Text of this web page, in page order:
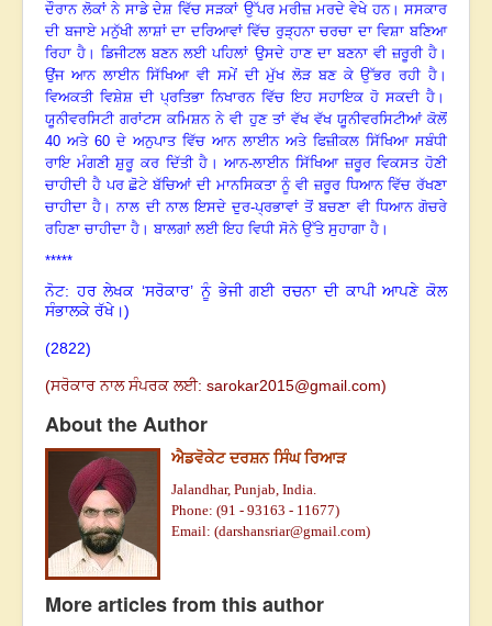
ਦੌਰਾਨ ਲੋਕਾਂ ਨੇ ਸਾਡੇ ਦੇਸ਼ ਵਿੱਚ ਸੜਕਾਂ ਉੱਪਰ ਮਰੀਜ਼ ਮਰਦੇ ਵੇਖੇ ਹਨ। ਸਸਕਾਰ
ਦੀ ਬਜਾਏ ਮਨੁੱਖੀ ਲਾਸ਼ਾਂ ਦਾ ਦਰਿਆਵਾਂ ਵਿੱਚ ਰੁੜ੍ਹਨਾ ਚਰਚਾ ਦਾ ਵਿਸ਼ਾ ਬਣਿਆ
ਰਿਹਾ ਹੈ । ਡਿਜੀਟਲ ਬਣਨ ਲਈ ਪਹਿਲਾਂ ਉਸਦੇ ਹਾਣ ਦਾ ਬਣਨਾ ਵੀ ਜ਼ਰੂਰੀ ਹੈ ।
ਉਂਜ ਆਨ ਲਾਈਨ ਸਿੱਖਿਆ ਵੀ ਸਮੇਂ ਦੀ ਮੁੱਖ ਲੋੜ ਬਣ ਕੇ ਉੱਭਰ ਰਹੀ ਹੈ ।
ਵਿਅਕਤੀ ਵਿਸ਼ੇਸ਼ ਦੀ ਪ੍ਰਤਿਭਾ ਨਿਖਾਰਨ ਵਿੱਚ ਇਹ ਸਹਾਇਕ ਹੋ ਸਕਦੀ ਹੈ ।
ਯੂਨੀਵਰਸਿਟੀ ਗਰਾਂਟਸ ਕਮਿਸ਼ਨ ਨੇ ਵੀ ਹੁਣ ਤਾਂ ਵੱਖ ਵੱਖ ਯੂਨੀਵਰਸਿਟੀਆਂ ਕੋਲੋਂ
40 ਅਤੇ 60 ਦੇ ਅਨੁਪਾਤ ਵਿੱਚ ਆਨ ਲਾਈਨ ਅਤੇ ਫਿਜ਼ੀਕਲ ਸਿੱਖਿਆ ਸਬੰਧੀ
ਰਾਇ ਮੰਗਣੀ ਸ਼ੁਰੂ ਕਰ ਦਿੱਤੀ ਹੈ ।ਆਨ-ਲਾਈਨ ਸਿੱਖਿਆ ਜ਼ਰੂਰ ਵਿਕਸਤ ਹੋਣੀ
ਚਾਹੀਦੀ ਹੈ ਪਰ ਛੋਟੇ ਬੱਚਿਆਂ ਦੀ ਮਾਨਸਿਕਤਾ ਨੂੰ ਵੀ ਜ਼ਰੂਰ ਧਿਆਨ ਵਿੱਚ ਰੱਖਣਾ
ਚਾਹੀਦਾ ਹੈ ।ਨਾਲ ਦੀ ਨਾਲ ਇਸਦੇ ਦੁਰ-ਪ੍ਰਭਾਵਾਂ ਤੋਂ ਬਚਣਾ ਵੀ ਧਿਆਨ ਗੋਚਰੇ
ਰਹਿਣਾ ਚਾਹੀਦਾ ਹੈ । ਬਾਲਗਾਂ ਲਈ ਇਹ ਵਿਧੀ ਸੋਨੇ ਉੱਤੇ ਸੁਹਾਗਾ ਹੈ ।
*****
ਨੋਟ: ਹਰ ਲੇਖਕ ‘ਸਰੋਕਾਰ’ ਨੂੰ ਭੇਜੀ ਗਈ ਰਚਨਾ ਦੀ ਕਾਪੀ ਆਪਣੇ ਕੋਲ
ਸੰਭਾਲਕੇ ਰੱਖੇ।)
(2822)
(ਸਰੋਕਾਰ ਨਾਲ ਸੰਪਰਕ ਲਈ: sarokar2015@gmail.com)
About the Author
ਐਡਵੋਕੇਟ ਦਰਸ਼ਨ ਸਿੰਘ ਰਿਆੜ
Jalandhar, Punjab, India.
Phone: (91 - 93163 - 11677)
Email: (darshansriar@gmail.com)
More articles from this author